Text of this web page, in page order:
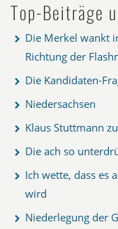
Top-Beiträge
Die Merkel wankt
Richtung der
Die Kandidaten-
Niedersachsen
Klaus Stuttmann
Die ach so
Ich wette, dass es
wird
Niederlegung der